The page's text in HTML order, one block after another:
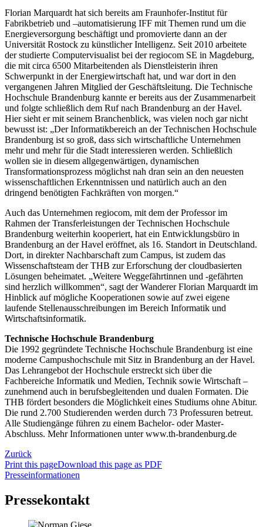
Florian Marquardt hat sich bereits am Fraunhofer-Institut für
Fabrikbetrieb und –automatisierung IFF mit Themen rund um die
Energieversorgung beschäftigt und promovierte dann an der
Universität Rostock zu künstlicher Intelligenz. Seit 2010 arbeitete
der studierte Computervisualist bei der regiocom SE in Magdeburg,
die mit circa 6500 Mitarbeitenden als Dienstleisterin ihren
Schwerpunkt in der Energiewirtschaft hat, und war dort in den
vergangenen Jahren Mitglied der Geschäftsleitung. Die Technische
Hochschule Brandenburg kannte er bereits aus der Zusammenarbeit
und folgte schließlich dem Ruf nach Brandenburg an der Havel.
Hier sieht er mit seinem Branchenblick, was vielen noch gar nicht
bewusst ist: „Der Informatikbereich an der Technischen Hochschule
Brandenburg ist so groß, dass sich wirtschaftliche Unternehmen
mehr und mehr für die Stadt interessieren werden. Schließlich
wollen sie in diesem allgegenwärtigen, dynamischen
Transformationsprozess möglichst nah dran sein an den neuesten
wissenschaftlichen Erkenntnissen und natürlich auch an den
dringend benötigten Fachkräften von morgen.“
Auch das Unternehmen regiocom, mit dem der Professor im
Rahmen der Transferleistungen der Technischen Hochschule
Brandenburg weiterhin kooperiert, hat ein Entwicklungsbüro in
Brandenburg an der Havel eröffnet, als 16. Standort in Deutschland.
Dort, in direkter Nachbarschaft zum Campus, ist zudem das
Wissenschaftsteam der THB zur Erforschung der cloudbasierten
Lösungen beheimatet. „Weitere Weggefährtinnen und -gefährten
sind herzlich willkommen“, sagt der Wanderer Florian Marquardt im
Hinblick auf mögliche Kooperationen sowie auf zwei eigene
laufende Stellenausschreibungen im Bereich Informatik und
Wirtschaftsinformatik.
Technische Hochschule Brandenburg
Die 1992 gegründete Technische Hochschule Brandenburg ist eine
moderne Campushochschule mit Sitz in Brandenburg an der Havel.
Das Lehrangebot der Hochschule erstreckt sich über die
Fachbereiche Informatik und Medien, Technik sowie Wirtschaft –
zunehmend auch in berufsbegleitenden und dualen Formaten. Die
THB fördert besonders die Möglichkeit eines Studiums ohne Abitur.
Die rund 2.700 Studierenden werden durch 73 Professuren betreut.
Alle Studiengänge führen zu einem Bachelor- oder Master-
Abschluss. Mehr Informationen unter www.th-brandenburg.de
Zurück
Print this pageDownload this page as PDF
Presseinformationen
Pressekontakt